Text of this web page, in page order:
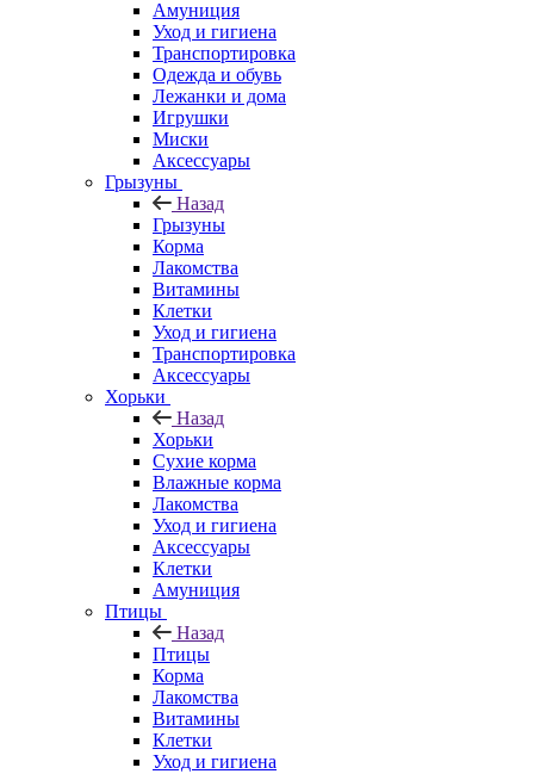
Амуниция
Уход и гигиена
Транспортировка
Одежда и обувь
Лежанки и дома
Игрушки
Миски
Аксессуары
Грызуны
Назад
Грызуны
Корма
Лакомства
Витамины
Клетки
Уход и гигиена
Транспортировка
Аксессуары
Хорьки
Назад
Хорьки
Сухие корма
Влажные корма
Лакомства
Уход и гигиена
Аксессуары
Клетки
Амуниция
Птицы
Назад
Птицы
Корма
Лакомства
Витамины
Клетки
Уход и гигиена